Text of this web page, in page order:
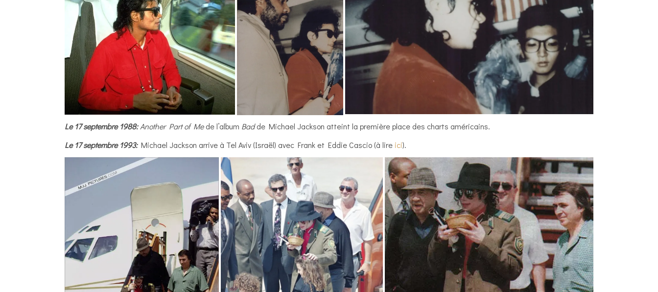
Le 17 septembre 1988: Another Part of Mede l’album Badde Michael Jackson atteint la première place des charts américains.
Le 17 septembre 1993:Michael Jackson arrive à Tel Aviv (Israël) avec Frank et Eddie Cascio (à lire ici).